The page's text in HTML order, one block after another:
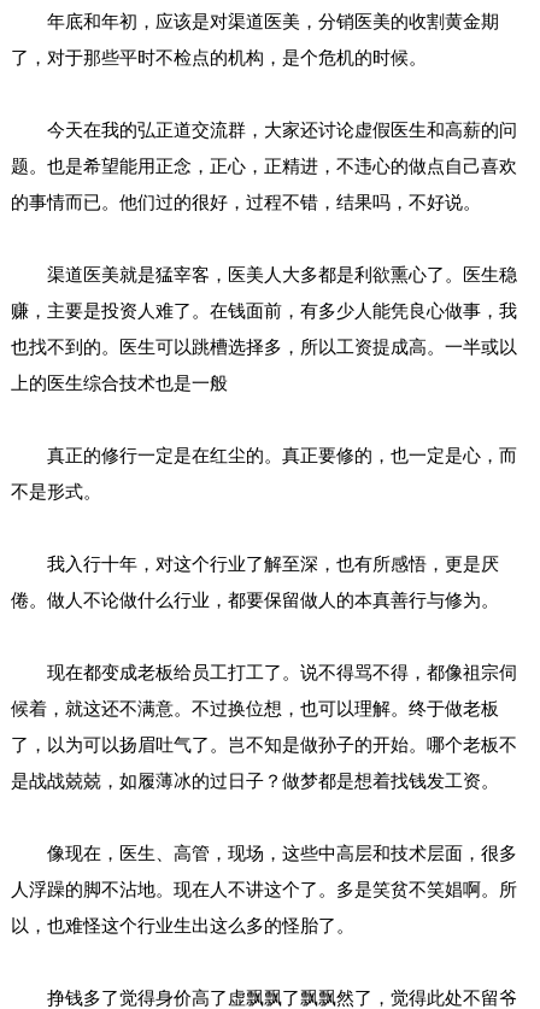
年底和年初，应该是对渠道医美，分销医美的收割黄金期
了，对于那些平时不检点的机构，是个危机的时候。
今天在我的弘正道交流群，大家还讨论虚假医生和高薪的问
题。也是希望能用正念，正心，正精进，不违心的做点自己喜欢
的事情而已。他们过的很好，过程不错，结果吗，不好说。
渠道医美就是猛宰客，医美人大多都是利欲熏心了。医生稳
赚，主要是投资人难了。在钱面前，有多少人能凭良心做事，我
也找不到的。医生可以跳槽选择多，所以工资提成高。一半或以
上的医生综合技术也是一般
真正的修行一定是在红尘的。真正要修的，也一定是心，而
不是形式。
我入行十年，对这个行业了解至深，也有所感悟，更是厌
倦。做人不论做什么行业，都要保留做人的本真善行与修为。
现在都变成老板给员工打工了。说不得骂不得，都像祖宗伺
候着，就这还不满意。不过换位想，也可以理解。终于做老板
了，以为可以扬眉吐气了。岂不知是做孙子的开始。哪个老板不
是战战兢兢，如履薄冰的过日子？做梦都是想着找钱发工资。
像现在，医生、高管，现场，这些中高层和技术层面，很多
人浮躁的脚不沾地。现在人不讲这个了。多是笑贫不笑娼啊。所
以，也难怪这个行业生出这么多的怪胎了。
挣钱多了觉得身价高了虚飘飘了飘飘然了，觉得此处不留爷